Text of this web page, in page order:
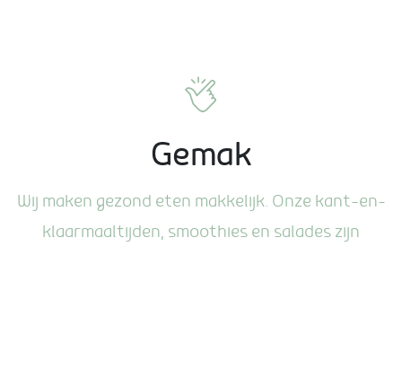
Gemak
Wij maken gezond eten makkelijk. Onze kant-en-
klaarmaaltijden, smoothies en salades zijn